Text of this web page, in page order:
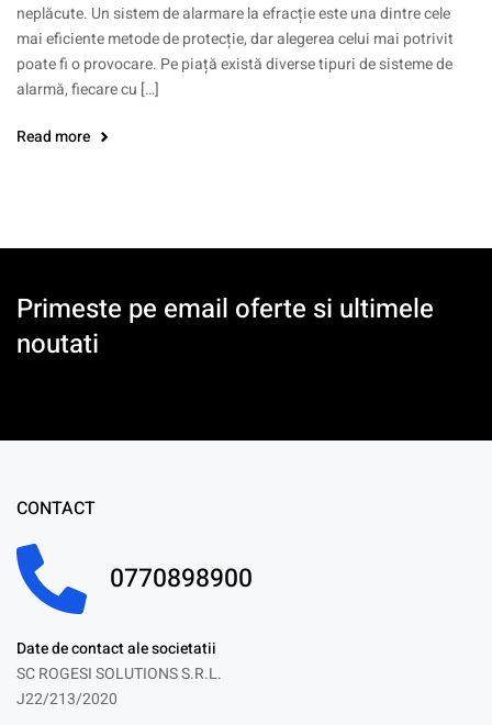
neplăcute. Un sistem de alarmare la efracție este una dintre cele
mai eficiente metode de protecție, dar alegerea celui mai potrivit
poate fi o provocare. Pe piață există diverse tipuri de sisteme de
alarmă, fiecare cu […]
Read more
Primeste pe email oferte si ultimele
noutati
CONTACT
0770898900
Date de contact ale societatii
SC ROGESI SOLUTIONS S.R.L.
J22/213/2020